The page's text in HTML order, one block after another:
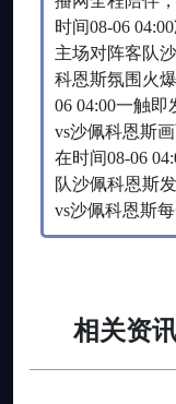
时间08-06
主场对阵客队
科恩斯氛围火
06 04:00一触
vs沙佩科恩斯
在时间08-06
队沙佩科恩斯
vs沙佩科恩斯
相关资